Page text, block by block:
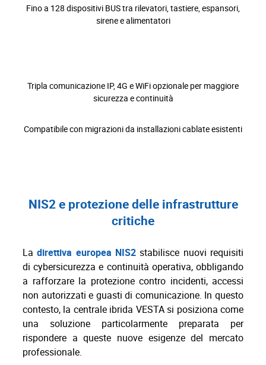
Fino a 128 dispositivi BUS tra rilevatori, tastiere, espansori,
sirene e alimentatori
Tripla comunicazione IP, 4G e WiFi opzionale per maggiore
sicurezza e continuità
Compatibile con migrazioni da installazioni cablate esistenti
NIS2 e protezione delle infrastrutture
critiche
Ladirettiva europea NIS2 stabilisce nuovi requisiti
di cybersicurezza e continuità operativa, obbligando
a rafforzare la protezione contro incidenti, accessi
non autorizzati e guasti di comunicazione. In questo
contesto, la centrale ibrida VESTA si posiziona come
una soluzione particolarmente preparata per
rispondere a queste nuove esigenze del mercato
professionale.